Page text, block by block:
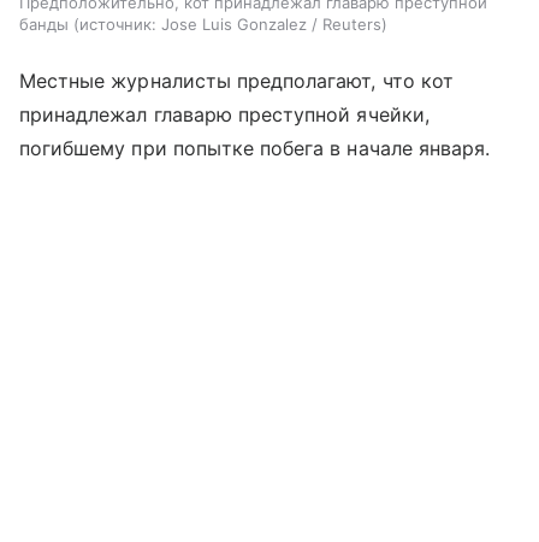
банды
источник: Jose Luis Gonzalez / Reuters
Местные журналисты предполагают, что кот
принадлежал главарю преступной ячейки,
погибшему при попытке побега в начале января.